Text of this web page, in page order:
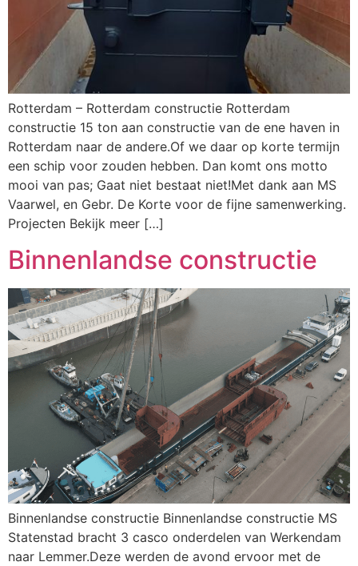
Rotterdam – Rotterdam constructie Rotterdam
constructie 15 ton aan constructie van de ene haven in
Rotterdam naar de andere.Of we daar op korte termijn
een schip voor zouden hebben. Dan komt ons motto
mooi van pas; Gaat niet bestaat niet!Met dank aan MS
Vaarwel, en Gebr. De Korte voor de fijne samenwerking.
Projecten Bekijk meer […]
Binnenlandse constructie
Binnenlandse constructie Binnenlandse constructie MS
Statenstad bracht 3 casco onderdelen van Werkendam
naar Lemmer.Deze werden de avond ervoor met de